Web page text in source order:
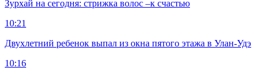
Зурхай на сегодня: стрижка волос –к счастью
10:21
Двухлетний ребенок выпал из окна пятого этажа в Улан-Удэ
10:16